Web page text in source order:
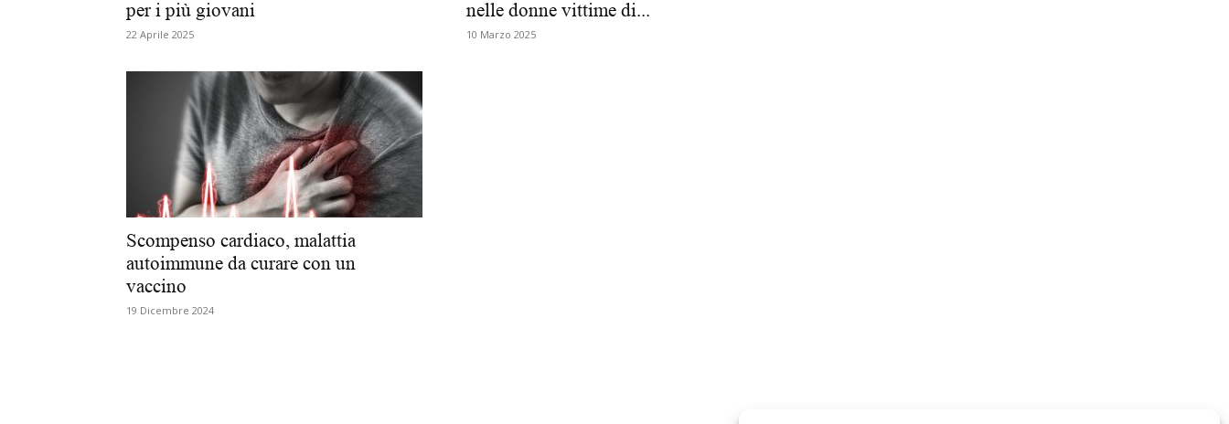
per i più giovani
22 Aprile 2025
nelle donne vittime di...
10 Marzo 2025
Scompenso cardiaco, malattia
autoimmune da curare con un
vaccino
19 Dicembre 2024